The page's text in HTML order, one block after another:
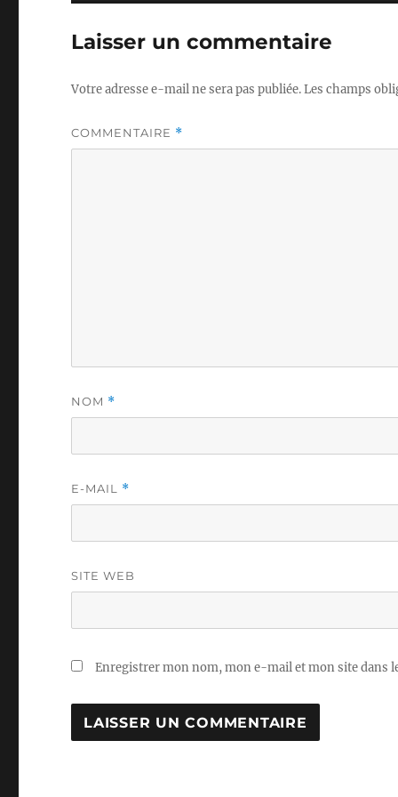
Laisser un commentaire
Votre adresse e-mail ne sera pas publiée.Les champs
COMMENTAIRE *
NOM *
E-MAIL *
SITE WEB
Enregistrer mon nom, mon e-mail et mon site dans